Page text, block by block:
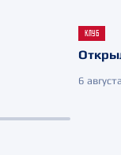
КЛУБ
6